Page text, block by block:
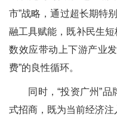
市”战略，通过超长期特
融工具赋能，既补民生
数效应带动上下游产业
费”的良性循环。
同时，“投资广州”品
式招商，既为当前经济注